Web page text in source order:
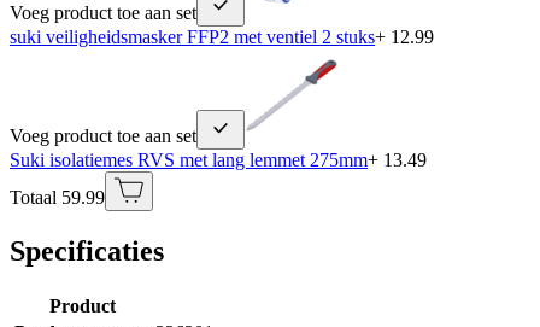
Voeg product toe aan set
suki veiligheidsmasker FFP2 met ventiel 2 stuks+ 12.99
Voeg product toe aan set
Suki isolatiemes RVS met lang lemmet 275mm+ 13.49
Totaal 59.99
Specificaties
Product